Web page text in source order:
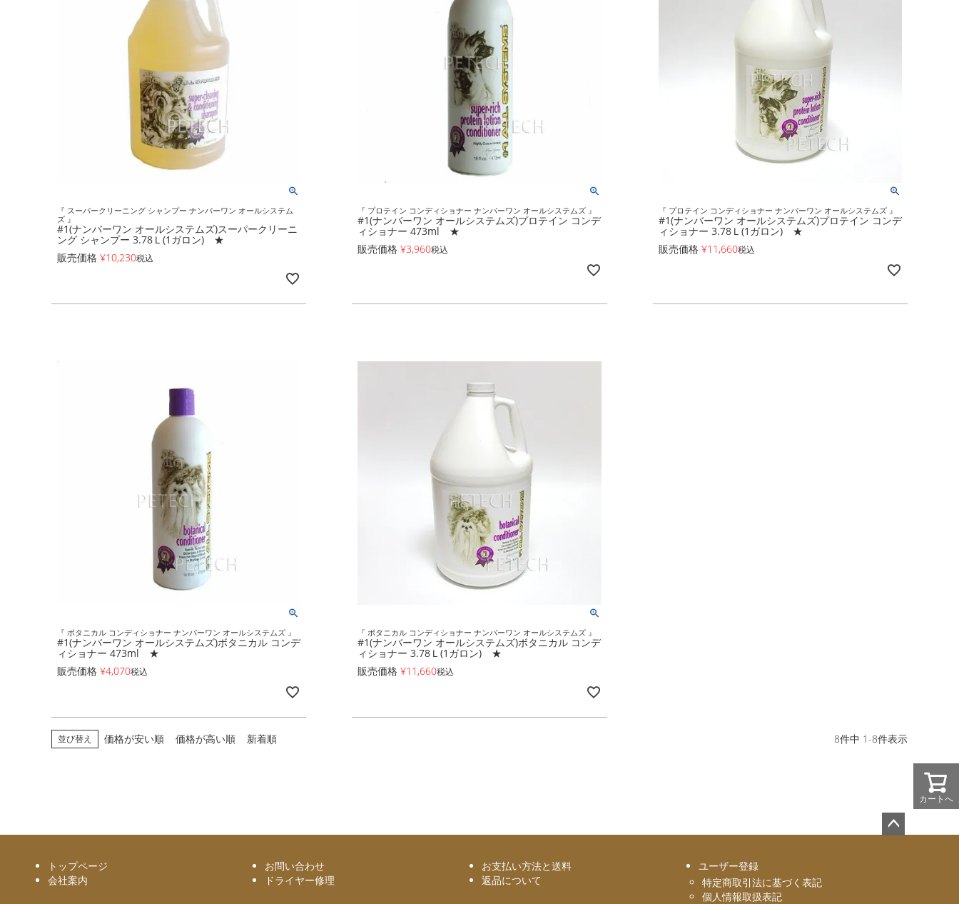
『 スーパークリーニング シャンプー ナンバーワン オールシステム
ズ 』
#1(ナンバーワン オールシステムズ)スーパークリーニ
ング シャンプー 3.78Ｌ(1ガロン) ★
販売価格 ¥10,230税込
『 プロテイン コンディショナー ナンバーワン オールシステムズ 』
#1(ナンバーワン オールシステムズ)プロテイン コンデ
ィショナー 473ml ★
販売価格 ¥3,960税込
『 プロテイン コンディショナー ナンバーワン オールシステムズ 』
#1(ナンバーワン オールシステムズ)プロテイン コンデ
ィショナー 3.78Ｌ(1ガロン) ★
販売価格 ¥11,660税込
『 ボタニカル コンディショナー ナンバーワン オールシステムズ 』
#1(ナンバーワン オールシステムズ)ボタニカル コンデ
ィショナー 473ml ★
販売価格 ¥4,070税込
『 ボタニカル コンディショナー ナンバーワン オールシステムズ 』
#1(ナンバーワン オールシステムズ)ボタニカル コンデ
ィショナー 3.78Ｌ(1ガロン) ★
販売価格 ¥11,660税込
並び替え 価格が安い順 価格が高い順 新着順 8件中 1-8件表示
カートへ
トップページ
会社案内
お問い合わせ
ドライヤー修理
お支払い方法と送料
返品について
ユーザー登録
特定商取引法に基づく表記
個人情報取扱表記